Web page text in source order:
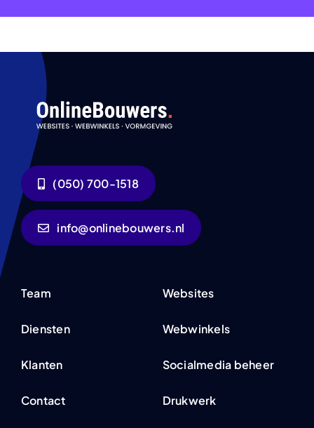
(050) 700-1518
info@onlinebouwers.nl
Team
Diensten
Klanten
Contact
Websites
Webwinkels
Socialmedia beheer
Drukwerk